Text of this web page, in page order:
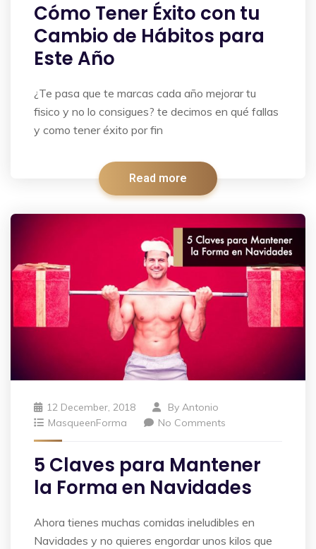
Cómo Tener Éxito con tu
Cambio de Hábitos para
Este Año
¿Te pasa que te marcas cada año mejorar tu
fisico y no lo consigues? te decimos en qué fallas
y como tener éxito por fin
Read more
12 December, 2018 By Antonio
MasqueenForma
No Comments
5 Claves para Mantener
la Forma en Navidades
Ahora tienes muchas comidas ineludibles en
Navidades y no quieres engordar unos kilos que